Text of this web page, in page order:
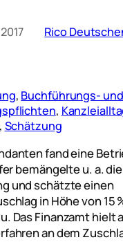
Rico
, Buchführungs- und
,
, Schätzung
fand eine
bemängelte u. a. die
und schätzte einen
in Höhe von 15
Das Finanzamt hielt
an dem